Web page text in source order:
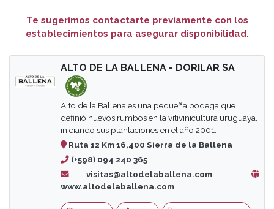
Te sugerimos contactarte previamente con los
establecimientos para asegurar disponibilidad.
ALTO DE LA BALLENA - DORILAR SA
Alto de la Ballena es una pequeña bodega que
definió nuevos rumbos en la vitivinicultura uruguaya,
iniciando sus plantaciones en el año 2001.
Ruta 12 Km 16,400 Sierra de la Ballena
(+598) 094 240 365
visitas@altodelaballena.com -
www.altodelaballena.com